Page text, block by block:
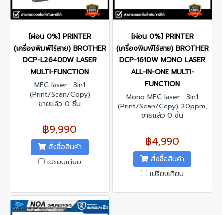
[ผ่อน 0%] PRINTER
(เครื่องพิมพ์ไร้สาย) BROTHER
DCP-L2640DW LASER
MULTI-FUNCTION
MFC laser : 3in1
(Print/Scan/Copy)
34/36ppm, 1200 x 1200
Wireless รับประกันศูนย์ไทย 3ปี
ขายแล้ว 0 ชิ้น
฿9,990
สั่งซื้อสินค้า
เปรียบเทียบ
[ผ่อน 0%] PRINTER
(เครื่องพิมพ์ไร้สาย) BROTHER
DCP-1610W MONO LASER
ALL-IN-ONE MULTI-
FUNCTION
Mono MFC laser : 3in1
(Print/Scan/Copy) 20ppm,
2400x600 dpi, 32MB, 150
ขายแล้ว 0 ชิ้น
฿4,990
สั่งซื้อสินค้า
เปรียบเทียบ